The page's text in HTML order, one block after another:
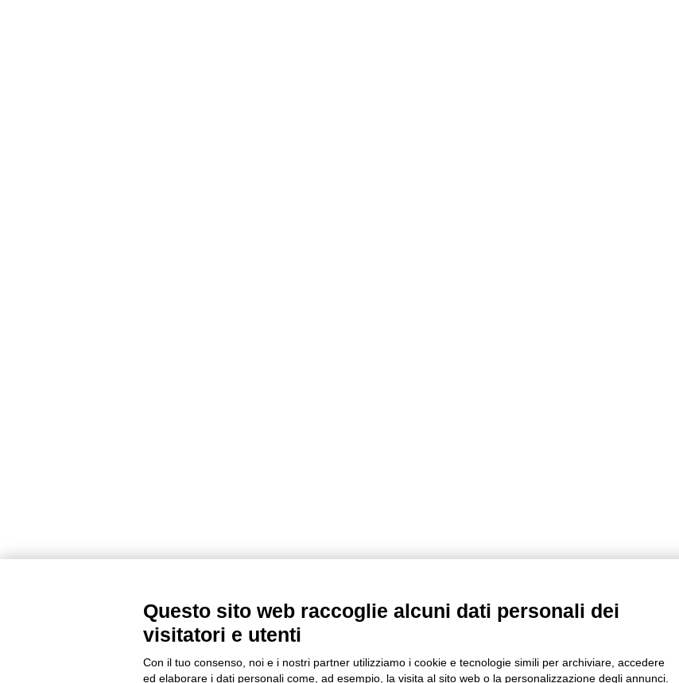
Questo sito web raccoglie alcuni dati personali dei
visitatori e utenti
Con il tuo consenso, noi e i nostri partner utilizziamo i cookie e tecnologie simili per archiviare, accedere
ed elaborare i dati personali come, ad esempio, la visita al sito web o la personalizzazione degli annunci.